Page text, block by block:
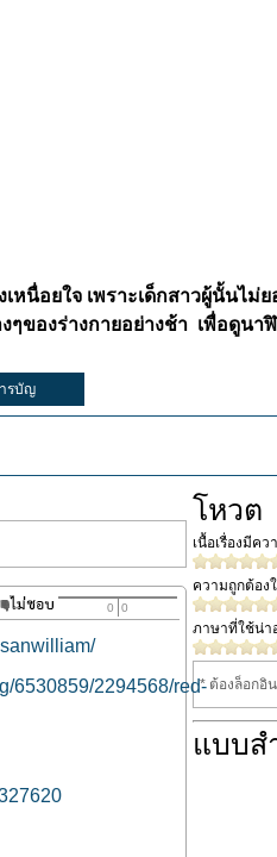
หนื่อยใจ เพราะเด็กสาวผู้นั้นไ
ของร่างกายอย่างช้า เพื่อดูนา
รบัญ
0 0
6530859/2294568/red-
โหวต
เนื้อเรื่องมีค
ความถูกต้อง
ภาษาที่ใช้น่า
* ต้องล็อกอิ
แบบส